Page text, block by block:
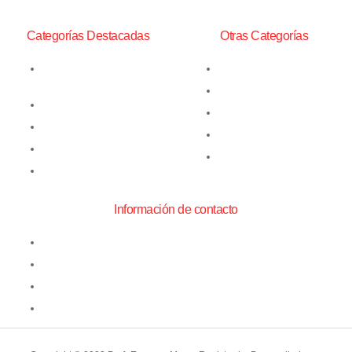
Categorías Destacadas Otras Categorías
Información de contacto